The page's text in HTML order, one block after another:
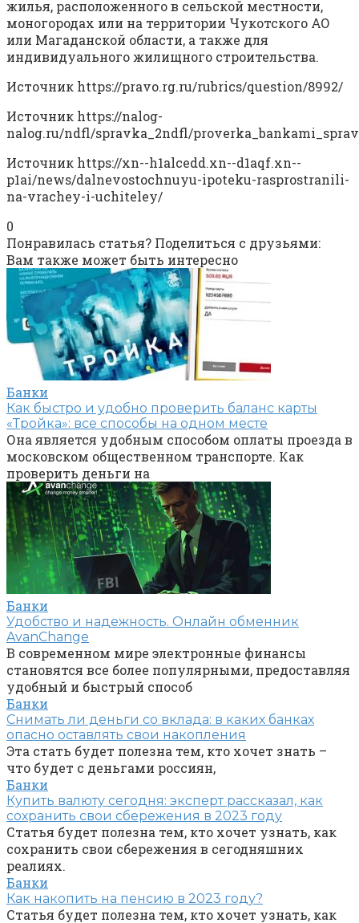
жилья, расположенного в сельской местности,
моногородах или на территории Чукотского АО
или Магаданской области, а также для
индивидуального жилищного строительства.
Источник https://pravo.rg.ru/rubrics/question/8992/
Источник https://nalog-
nalog.ru/ndfl/spravka_2ndfl/
Источник https://xn--h1alcedd.xn--d1aqf.xn--
p1ai/news/dalnevostochnuyu-ipoteku-rasprostranili-
na-vrachey-i-uchiteley/
0
Понравилась статья? Поделиться с друзьями:
Вам также может быть интересно
Банки
Как быстро и удобно проверить баланс карты
«Тройка»: все способы на одном месте
Она является удобным способом оплаты проезда в
московском общественном транспорте. Как
проверить деньги на
Банки
Удобство и надежность. Онлайн обменник
AvanChange
В современном мире электронные финансы
становятся все более популярными, предоставляя
удобный и быстрый способ
Банки
Снимать ли деньги со вклада: в каких банках
опасно оставлять свои накопления
Эта стать будет полезна тем, кто хочет знать –
что будет с деньгами россиян,
Банки
Купить валюту сегодня: эксперт рассказал, как
сохранить свои сбережения в 2023 году
Статья будет полезна тем, кто хочет узнать, как
сохранить свои сбережения в сегодняшних
реалиях.
Банки
Как накопить на пенсию в 2023 году?
Статья будет полезна тем, кто хочет узнать, как